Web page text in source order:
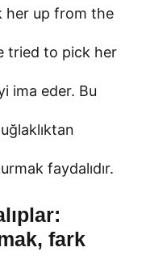
her up from the
tried to pick her
ima eder. Bu
faydalıdır.
fark